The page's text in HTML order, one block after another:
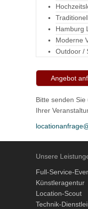
Hamburg
Moderne
Outdoor /
Angebot
Bitte senden Sie
Ihrer
Unsere
Full-Service-
Künstleragentur
Location-Scout
Technik-